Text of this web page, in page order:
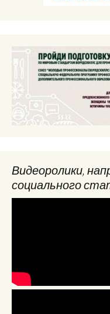
Видеоролики,
социального